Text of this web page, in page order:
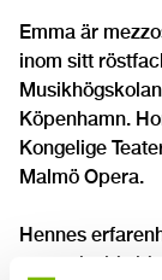
Emma är
inom sitt
Köpenhamn.
Kongelige
Malmö Opera.
Hennes
stor och vid